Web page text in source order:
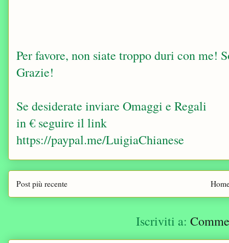
Per favore, non siate troppo duri con
Grazie!
Se desiderate inviare Omaggi e Regali
in € seguire il link
https://paypal.me/LuigiaChianese
Post più recente
Iscriviti a: